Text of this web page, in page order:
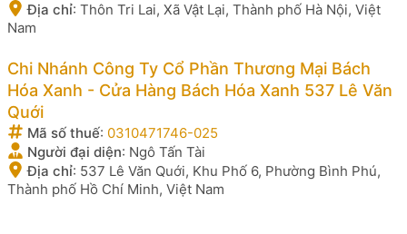
Địa chỉ: Thôn Tri Lai, Xã Vật Lại, Thành phố Hà Nội, Việt
Nam
Chi Nhánh Công Ty Cổ Phần Thương Mại Bách
Hóa Xanh - Cửa Hàng Bách Hóa Xanh 537 Lê Văn
Quới
Mã số thuế: 0310471746-025
Người đại diện: Ngô Tấn Tài
Địa chỉ: 537 Lê Văn Quới, Khu Phố 6, Phường Bình Phú,
Thành phố Hồ Chí Minh, Việt Nam